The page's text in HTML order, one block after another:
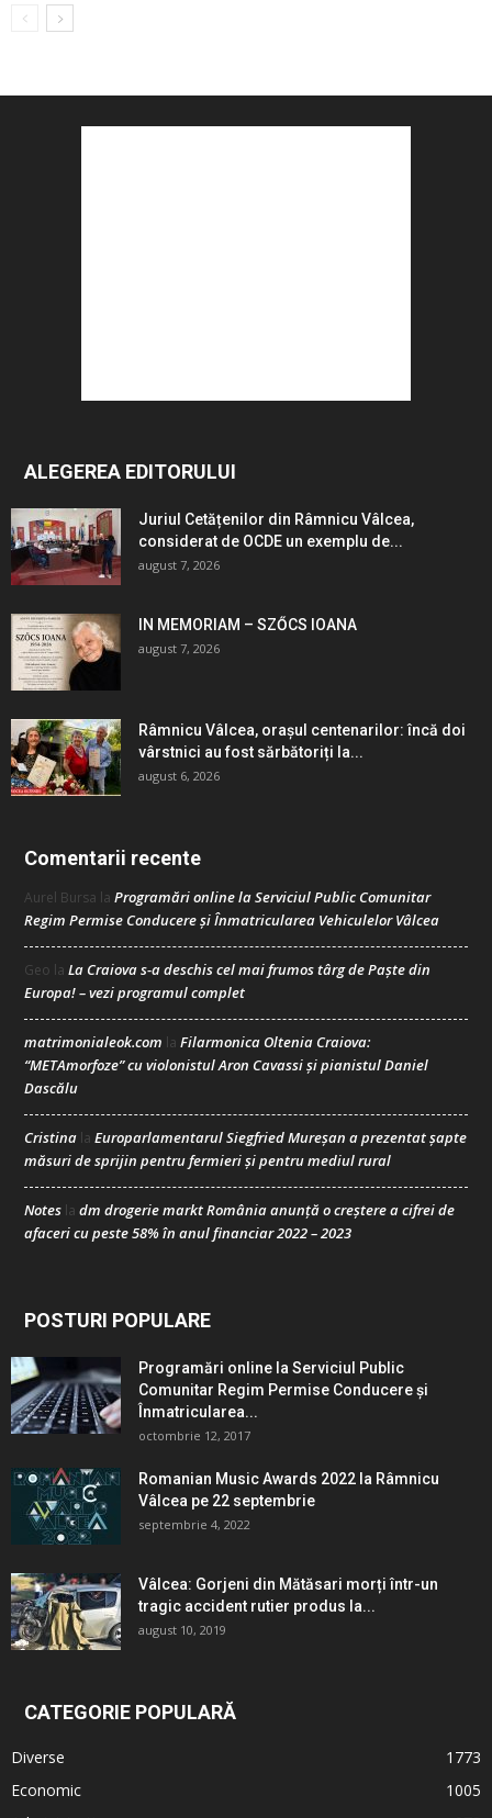
ALEGEREA EDITORULUI
Juriul Cetățenilor din Râmnicu Vâlcea,
considerat de OCDE un exemplu de...
august 7, 2026
IN MEMORIAM – SZŐCS IOANA
august 7, 2026
Râmnicu Vâlcea, orașul centenarilor: încă doi
vârstnici au fost sărbătoriți la...
august 6, 2026
Comentarii recente
Aurel Bursa la Programări online la Serviciul Public Comunitar
Regim Permise Conducere şi Înmatricularea Vehiculelor Vâlcea
Geo la La Craiova s-a deschis cel mai frumos târg de Paște din
Europa! – vezi programul complet
matrimonialeok.com la Filarmonica Oltenia Craiova:
“METAmorfoze” cu violonistul Aron Cavassi și pianistul Daniel
Dascălu
Cristina la Europarlamentarul Siegfried Mureșan a prezentat șapte
măsuri de sprijin pentru fermieri și pentru mediul rural
Notes la dm drogerie markt România anunță o creștere a cifrei de
afaceri cu peste 58% în anul financiar 2022 – 2023
POSTURI POPULARE
Programări online la Serviciul Public
Comunitar Regim Permise Conducere şi
Înmatricularea...
octombrie 12, 2017
Romanian Music Awards 2022 la Râmnicu
Vâlcea pe 22 septembrie
septembrie 4, 2022
Vâlcea: Gorjeni din Mătăsari morți într-un
tragic accident rutier produs la...
august 10, 2019
CATEGORIE POPULARĂ
Diverse
1773
Economic
1005